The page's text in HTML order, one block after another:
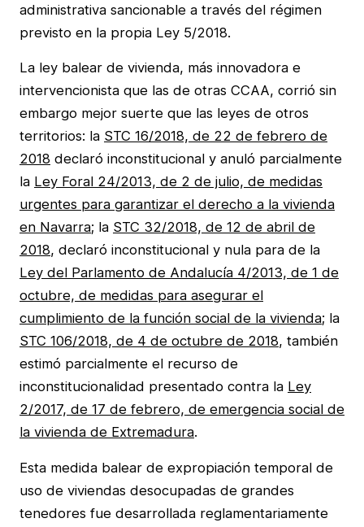
administrativa sancionable a través del régimen
previsto en la propia Ley 5/2018.
La ley balear de vivienda, más innovadora e
intervencionista que las de otras CCAA, corrió sin
embargo mejor suerte que las leyes de otros
territorios: la STC 16/2018, de 22 de febrero de
2018 declaró inconstitucional y anuló parcialmente
la Ley Foral 24/2013, de 2 de julio, de medidas
urgentes para garantizar el derecho a la vivienda
en Navarra; la STC 32/2018, de 12 de abril de
2018, declaró inconstitucional y nula para de la
Ley del Parlamento de Andalucía 4/2013, de 1 de
octubre, de medidas para asegurar el
cumplimiento de la función social de la vivienda; la
STC 106/2018, de 4 de octubre de 2018, también
estimó parcialmente el recurso de
inconstitucionalidad presentado contra la Ley
2/2017, de 17 de febrero, de emergencia social de
la vivienda de Extremadura.
Esta medida balear de expropiación temporal de
uso de viviendas desocupadas de grandes
tenedores fue desarrollada reglamentariamente